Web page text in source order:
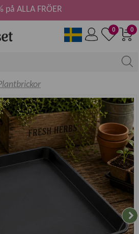
0
0
på ALLA FRÖER